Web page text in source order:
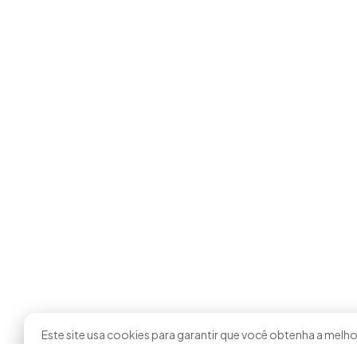
Este site usa cookies para garantir que você obtenha a